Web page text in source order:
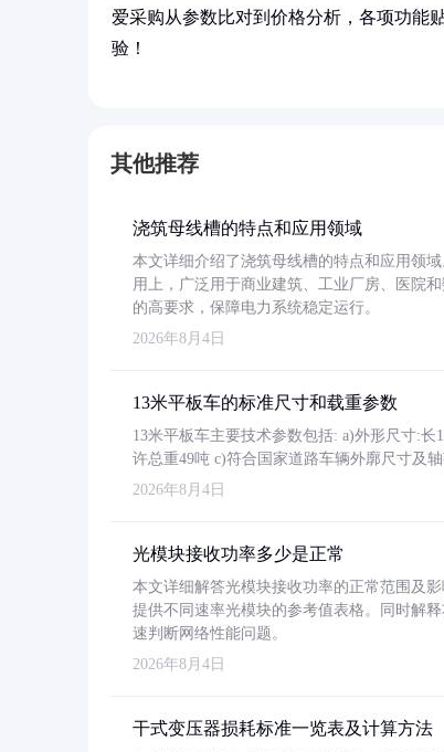
爱采购从参数比对到价格分析，各项功能
验！
其他推荐
浇筑母线槽的特点和应用领域
本文详细介绍了浇筑母线槽的特点和应用领
用上，广泛用于商业建筑、工业厂房、医院
的高要求，保障电力系统稳定运行。
2026年8月4日
13米平板车的标准尺寸和载重参数
13米平板车主要技术参数包括: a)外形尺寸:长
许总重49吨 c)符合国家道路车辆外廓尺寸及
2026年8月4日
光模块接收功率多少是正常
本文详细解答光模块接收功率的正常范围及
提供不同速率光模块的参考值表格。同时解
速判断网络性能问题。
2026年8月4日
干式变压器损耗标准一览表及计算方法